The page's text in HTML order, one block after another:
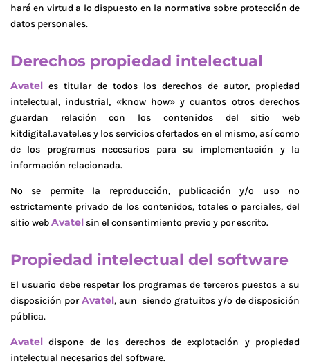
hará en virtud a lo dispuesto en la normativa sobre protección de
datos personales.
Derechos propiedad intelectual
Avatel es titular de todos los derechos de autor, propiedad
intelectual, industrial, «know how» y cuantos otros derechos
guardan relación con los contenidos del sitio web
kitdigital.avatel.es y los servicios ofertados en el mismo, así como
de los programas necesarios para su implementación y la
información relacionada.
No se permite la reproducción, publicación y/o uso no
estrictamente privado de los contenidos, totales o parciales, del
sitio webAvatelsin el consentimiento previo y por escrito.
Propiedad intelectual del software
El usuario debe respetar los programas de terceros puestos a su
disposición porAvatel, aun siendo gratuitos y/o de disposición
pública.
Avatel dispone de los derechos de explotación y propiedad
intelectual necesarios del software.